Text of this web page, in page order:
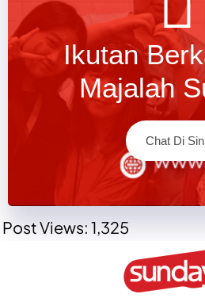
Ikutan
Majalah
Chat Di
Post Views: 1,325